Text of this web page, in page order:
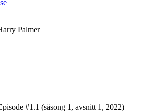
#1.1 (säsong 1, avsnitt 1, 2022)